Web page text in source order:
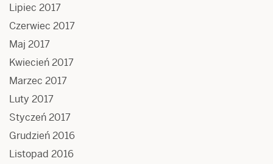
Lipiec 2017
Czerwiec 2017
Maj 2017
Kwiecień 2017
Marzec 2017
Luty 2017
Styczeń 2017
Grudzień 2016
Listopad 2016